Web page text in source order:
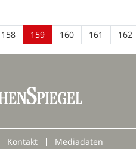
158 159 160 161 162
Kontakt Mediadaten